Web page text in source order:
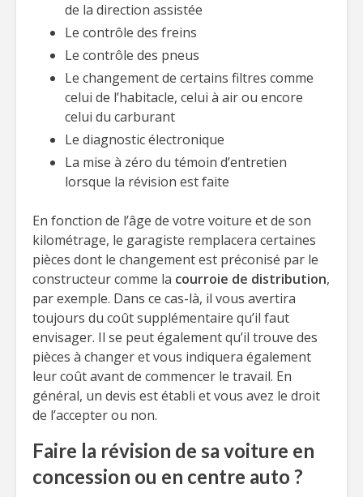
de la direction assistée
Le contrôle des freins
Le contrôle des pneus
Le changement de certains filtres comme
celui de l’habitacle, celui à air ou encore
celui du carburant
Le diagnostic électronique
La mise à zéro du témoin d’entretien
lorsque la révision est faite
En fonction de l’âge de votre voiture et de son
kilométrage, le garagiste remplacera certaines
pièces dont le changement est préconisé par le
constructeur comme la courroie de distribution,
par exemple. Dans ce cas-là, il vous avertira
toujours du coût supplémentaire qu’il faut
envisager. Il se peut également qu’il trouve des
pièces à changer et vous indiquera également
leur coût avant de commencer le travail. En
général, un devis est établi et vous avez le droit
de l’accepter ou non.
Faire la révision de sa voiture en
concession ou en centre auto ?